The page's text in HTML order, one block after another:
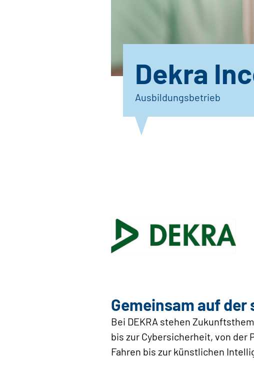
Dekra
Ausbildungsbetrieb
Gemeinsam auf der
Bei DEKRA stehen
bis zur Cybersicherheit, von
Fahren bis zur künstlichen